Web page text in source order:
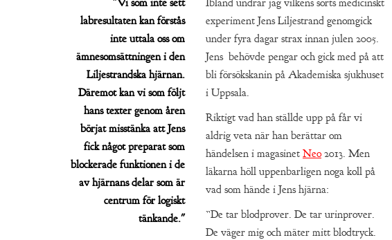
"Vi som inte sett
labresultaten kan förstås
inte uttala oss om
ämnesomsättningen i den
Liljestrandska hjärnan.
Däremot kan vi som följt
hans texter genom åren
börjat misstänka att Jens
fick något preparat som
blockerade funktionen i de
av hjärnans delar som är
centrum för logiskt
tänkande."
Ibland undrar jag vilkens sorts medicinskt
experiment Jens Liljestrand genomgick
under fyra dagar strax innan julen 2005.
Jens behövde pengar och gick med på att
bli försökskanin på Akademiska sjukhuset
i Uppsala.
Riktigt vad han ställde upp på får vi
aldrig veta när han berättar om
händelsen i magasinet Neo2013. Men
läkarna höll uppenbarligen noga koll på
vad som hände i Jens hjärna:
”De tar blodprover. De tar urinprover.
De väger mig och mäter mitt blodtryck.